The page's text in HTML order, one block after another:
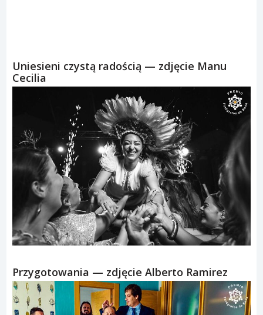
Uniesieni czystą radością — zdjęcie Manu
Cecilia
Przygotowania — zdjęcie Alberto Ramirez